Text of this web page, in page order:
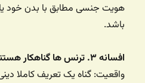
هویت جنسی مطابق با بدن خود
باشد.
افسانه ۳. ترنس‌ ها گناهکار هستند
واقعیت: گناه یک تعریف کاملا